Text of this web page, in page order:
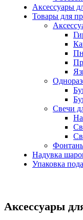
Аксессуары
Товары для
Свечи
Надувка
Упаковка
Аксессуары